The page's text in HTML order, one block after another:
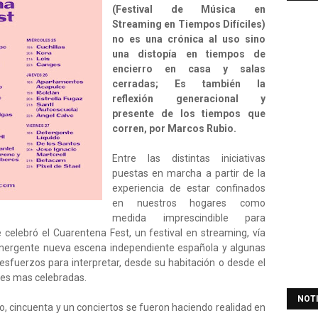
(Festival de Música en
Streaming en Tiempos Difíciles)
no es una crónica al uso sino
una distopía en tiempos de
encierro en casa y salas
cerradas; Es también la
reflexión generacional y
presente de los tiempos que
corren, por Marcos Rubio.
Entre las distintas iniciativas
puestas en marcha a partir de la
experiencia de estar confinados
en nuestros hogares como
medida imprescindible para
el Cuarentena Fest, un festival en streaming, vía
nueva escena independiente española y algunas
para interpretar, desde su habitación o desde el
mas celebradas.
cincuenta y un conciertos se fueron haciendo realidad en